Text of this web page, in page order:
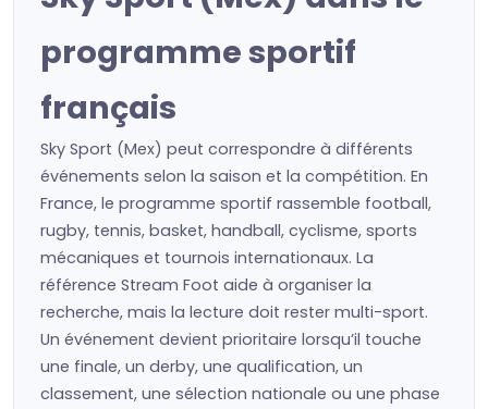
programme sportif
français
Sky Sport (Mex) peut correspondre à différents
événements selon la saison et la compétition. En
France, le programme sportif rassemble football,
rugby, tennis, basket, handball, cyclisme, sports
mécaniques et tournois internationaux. La
référence Stream Foot aide à organiser la
recherche, mais la lecture doit rester multi-sport.
Un événement devient prioritaire lorsqu’il touche
une finale, un derby, une qualification, un
classement, une sélection nationale ou une phase